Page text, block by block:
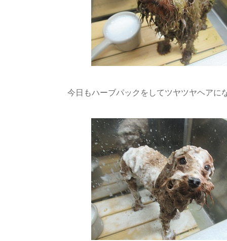
今日もハーブパックをしてツヤツヤヘア